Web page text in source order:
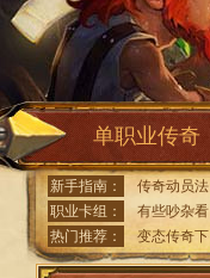
单职业传奇
新手指南： 传奇动员法
职业卡组：
有些吵杂看
热门推荐：
变态传奇下